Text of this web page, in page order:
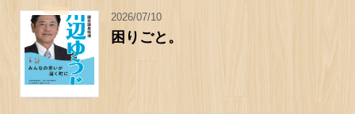
2026/07/10
困りごと。